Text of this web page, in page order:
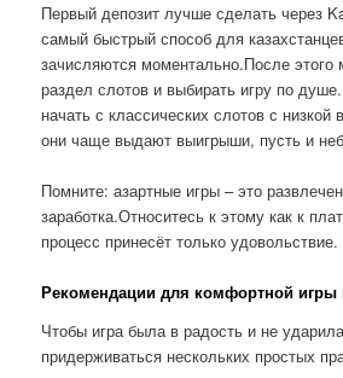
Первый депозит лучше сделать через
самый быстрый способ для
зачисляются моментально.После этого
раздел слотов и выбирать игру по
начать с классических слотов с низкой
они чаще выдают выигрыши, пусть и
Помните: азартные игры – это
заработка.Относитесь к этому как к
процесс принесёт только удовольствие.
Рекомендации для комфортной игры
Чтобы игра была в радость и не
придерживаться нескольких простых